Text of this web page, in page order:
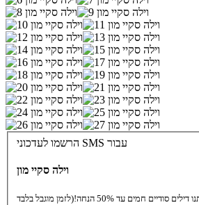
הרשמו לעדכוני SMS עבור
וילה סקיי מון
סודיים חמים עד 50% הנחה!